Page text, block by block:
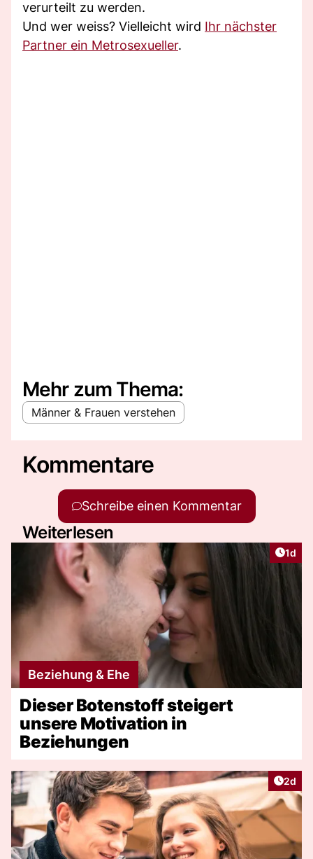
verurteilt zu werden.
Und wer weiss? Vielleicht wird Ihr nächster
Partner ein Metrosexueller.
Mehr zum Thema:
Männer & Frauen verstehen
Kommentare
Schreibe einen Kommentar
Weiterlesen
1d
Beziehung & Ehe
Dieser Botenstoff steigert
unsere Motivation in
Beziehungen
2d